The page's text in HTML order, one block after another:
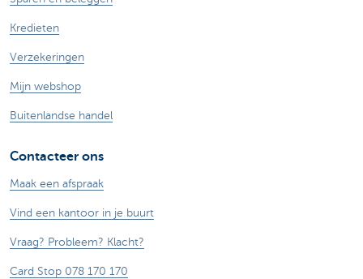
Kredieten
Verzekeringen
Mijn webshop
Buitenlandse handel
Contacteer ons
Maak een afspraak
Vind een kantoor in je buurt
Vraag? Probleem? Klacht?
Card Stop 078 170 170